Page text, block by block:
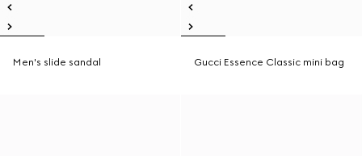
Men's slide sandal Gucci Essence Classic mini bag